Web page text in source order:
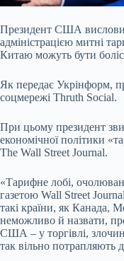
Президент США
адміністрацією митні
Китаю можуть бути
Як передає Укрінформ,
соцмережі Thruth Social.
При цьому президент
економічної політики
The Wall Street Journal.
«Тарифне лобі,
газетою Wall Street
такі країни, як Канада,
неможливо й назвати,
США – у торгівлі,
так вільно